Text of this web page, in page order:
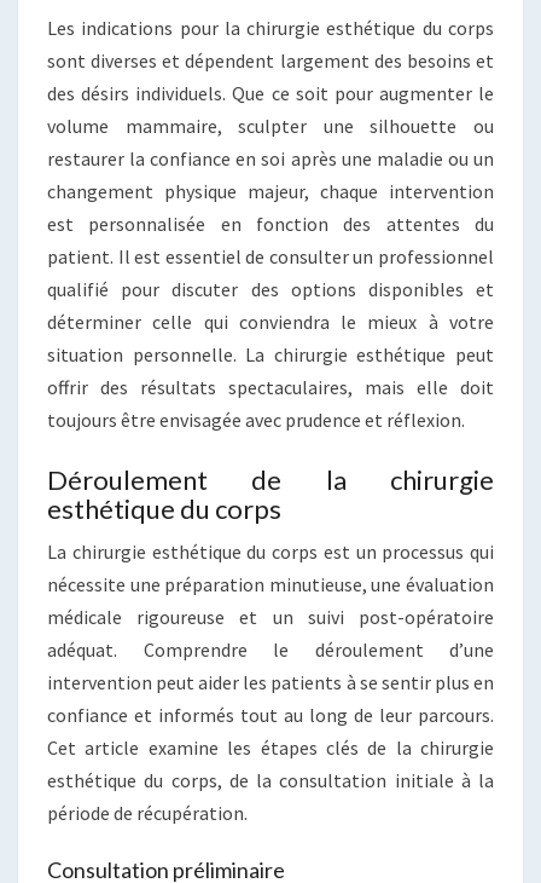
Les indications pour la chirurgie esthétique du corps
sont diverses et dépendent largement des besoins et
des désirs individuels. Que ce soit pour augmenter le
volume mammaire, sculpter une silhouette ou
restaurer la confiance en soi après une maladie ou un
changement physique majeur, chaque intervention
est personnalisée en fonction des attentes du
patient. Il est essentiel de consulter un professionnel
qualifié pour discuter des options disponibles et
déterminer celle qui conviendra le mieux à votre
situation personnelle. La chirurgie esthétique peut
offrir des résultats spectaculaires, mais elle doit
toujours être envisagée avec prudence et réflexion.
Déroulement de la chirurgie
esthétique du corps
La chirurgie esthétique du corps est un processus qui
nécessite une préparation minutieuse, une évaluation
médicale rigoureuse et un suivi post-opératoire
adéquat. Comprendre le déroulement d’une
intervention peut aider les patients à se sentir plus en
confiance et informés tout au long de leur parcours.
Cet article examine les étapes clés de la chirurgie
esthétique du corps, de la consultation initiale à la
période de récupération.
Consultation préliminaire